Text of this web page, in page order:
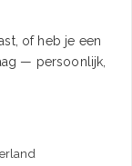
of heb je een
— persoonlijk,